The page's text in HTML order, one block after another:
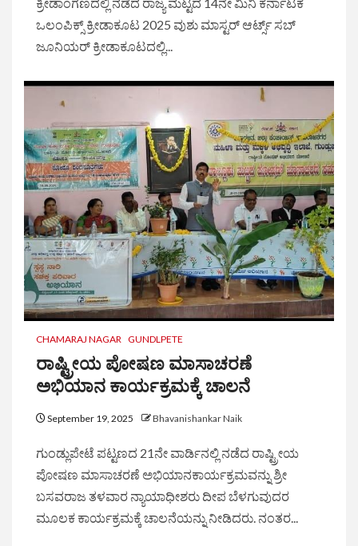
ಕ್ರೀಡಾಂಗಣದಲ್ಲಿ ನಡೆದ ರಾಜ್ಯ ಮಟ್ಟದ 14ನೇ ಮಿನಿ ಕರ್ನಾಟಕ
ಒಲಂಪಿಕ್ಸ್ ಕ್ರೀಡಾಕೂಟ 2025 ವುಶು ಮಾಸ್ಟರ್ ಆರ್ಟ್ಸ್ ಸಬ್
ಜೂನಿಯರ್ ಕ್ರೀಡಾಕೂಟದಲ್ಲಿ...
CHAMARAJ NAGAR GUNDLPETE
ರಾಷ್ಟ್ರೀಯ ಪೋಷಣ ಮಾಸಾಚರಣೆ
ಅಭಿಯಾನ ಕಾರ್ಯಕ್ರಮಕ್ಕೆ ಚಾಲನೆ
September 19, 2025 Bhavanishankar Naik
ಗುಂಡ್ಲುಪೇಟೆ ಪಟ್ಟಣದ 21ನೇ ವಾರ್ಡಿನಲ್ಲಿ ನಡೆದ ರಾಷ್ಟ್ರೀಯ
ಪೋಷಣ ಮಾಸಾಚರಣೆ ಅಭಿಯಾನಕಾರ್ಯಕ್ರಮವನ್ನು ಶ್ರೀ
ಬಸವರಾಜ ತಳವಾರ ನ್ಯಾಯಾಧೀಶರು ದೀಪ ಬೆಳಗುವುದರ
ಮೂಲಕ ಕಾರ್ಯಕ್ರಮಕ್ಕೆ ಚಾಲನೆಯನ್ನು ನೀಡಿದರು. ನಂತರ...